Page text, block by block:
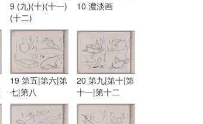
9 (九)(十)(十一)
(十二)
10 濃淡画
19 第五|第六|第
七|第八
20 第九|第十|第
十一|第十二